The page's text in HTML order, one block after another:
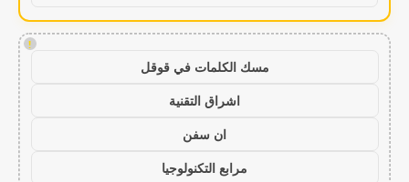
!
مسك الكلمات في قوقل
اشراق التقنية
ان سفن
مرابع التكنولوجيا